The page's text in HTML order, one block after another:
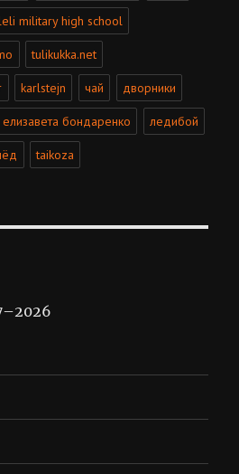
military high school
tulikukka.net
karlstejn чай дворники
елизавета бондаренко ледибой
taikoza
2026